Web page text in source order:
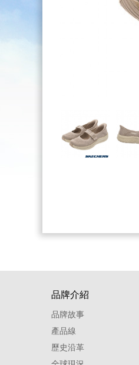
品牌介紹
品牌故事
產品線
歷史沿革